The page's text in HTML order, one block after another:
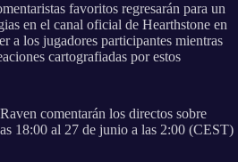
favoritos regresarán para un
en el canal oficial de Hearthstone en
a los jugadores participantes mientras
cartografiadas por estos
comentarán los directos sobre
18:00 al 27 de junio a las 2:00 (CEST)